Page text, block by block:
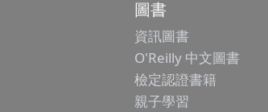
圖書
資訊圖書
O'Reilly 中文圖書
檢定認證書籍
親子學習